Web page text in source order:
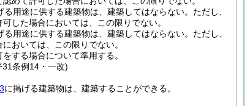
る用途に供する建築物は、建築してはならない。 ただし、
した場合においては、この限りでない。
る用途に供する建築物は、建築してはならない。 ただし、
おいては、この限りでない。
する場合について準用する。
条例14・一改)
に掲げる建築物は、建築することができる。